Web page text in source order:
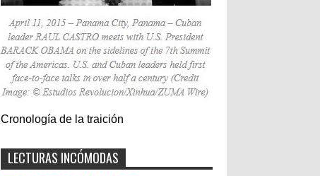
Cronología de la traición
LECTURAS INCÓMODAS